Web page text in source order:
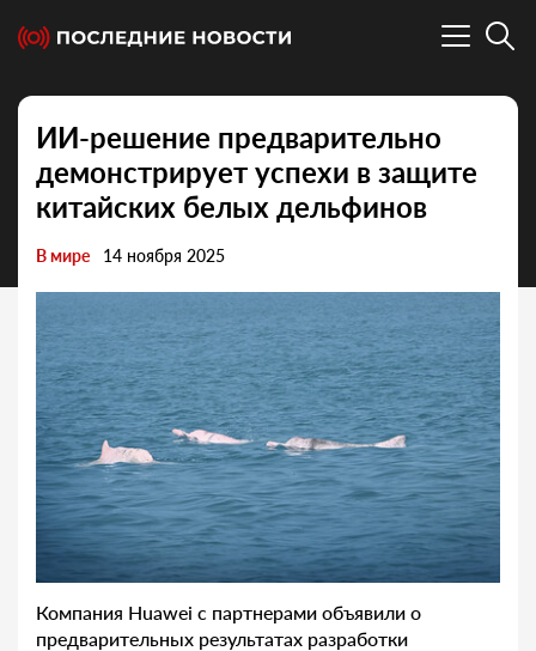
ИИ-решение предварительно
демонстрирует успехи в защите
китайских белых дельфинов
В мире 14 ноября 2025
Компания Huawei с партнерами объявили о
предварительных результатах разработки